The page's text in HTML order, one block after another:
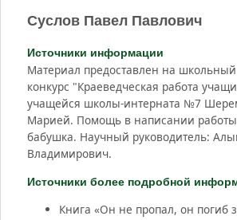
Суслов Павел Павлович
Источники информации
Материал предоставлен на
конкурс "Краеведческая работа
учащейся школы-интерната №7
Марией. Помощь в написании работы
бабушка. Научный руководитель:
Владимирович.
Источники более подробной
Книга «Он не пропал, он погиб